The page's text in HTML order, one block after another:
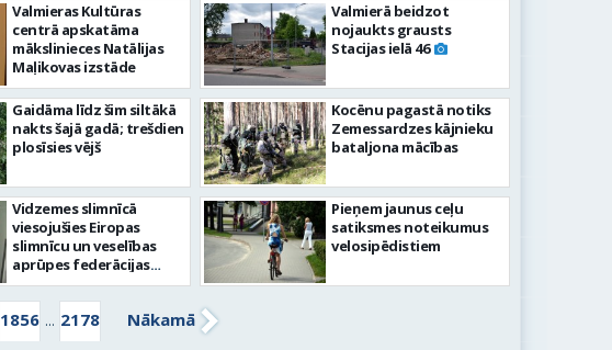
Valmieras Kultūras
centrā apskatāma
mākslinieces Natālijas
Maļikovas izstāde
Gaidāma līdz šim siltākā
nakts šajā gadā; trešdien
plosīsies vējš
Vidzemes slimnīcā
viesojušies Eiropas
slimnīcu un veselības
aprūpes federācijas
pieredzes apmaiņas
programmas dalībnieki
Valmierā beidzot
nojaukts grausts
Stacijas ielā 46
Kocēnu pagastā notiks
Zemessardzes kājnieku
bataljona mācības
Pieņem jaunus ceļu
satiksmes noteikumus
velosipēdistiem
1856 ... 2178 Nākamā